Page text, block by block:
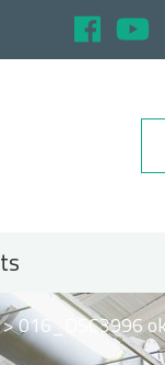
>016_DSC3996